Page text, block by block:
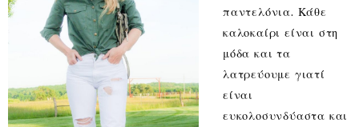
παντελόνια. Κάθε
καλοκαίρι είναι στη
μόδα και τα
λατρεύουμε γιατί
είναι
ευκολοσυνδύαστα και